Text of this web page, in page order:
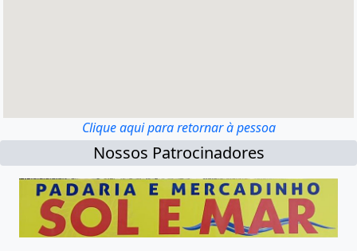
Clique aqui para retornar à pessoa
Nossos Patrocinadores